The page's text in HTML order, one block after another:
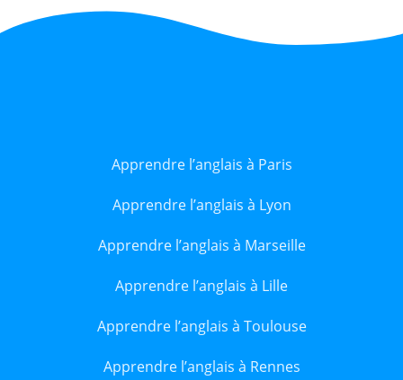
Apprendre l’anglais à Paris
Apprendre l’anglais à Lyon
Apprendre l’anglais à Marseille
Apprendre l’anglais à Lille
Apprendre l’anglais à Toulouse
Apprendre l’anglais à Rennes